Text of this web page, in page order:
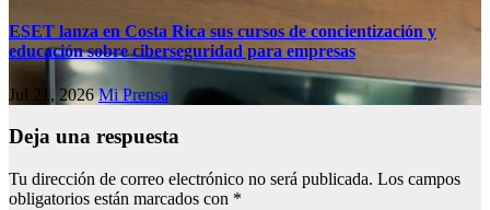
ESET lanza en Costa Rica sus cursos de concientización y
educación sobre ciberseguridad para empresas
Jul 21, 2026Mi Prensa
Deja una respuesta
Tu dirección de correo electrónico no será publicada. Los campos
obligatorios están marcados con *